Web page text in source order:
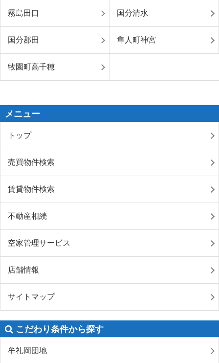
霧島田口 国分清水
国分郡田 隼人町神宮
牧園町高千穂
メニュー
トップ
売買物件検索
賃貸物件検索
不動産相続
空家管理サービス
店舗情報
サイトマップ
こだわり条件から探す
牟礼岡団地